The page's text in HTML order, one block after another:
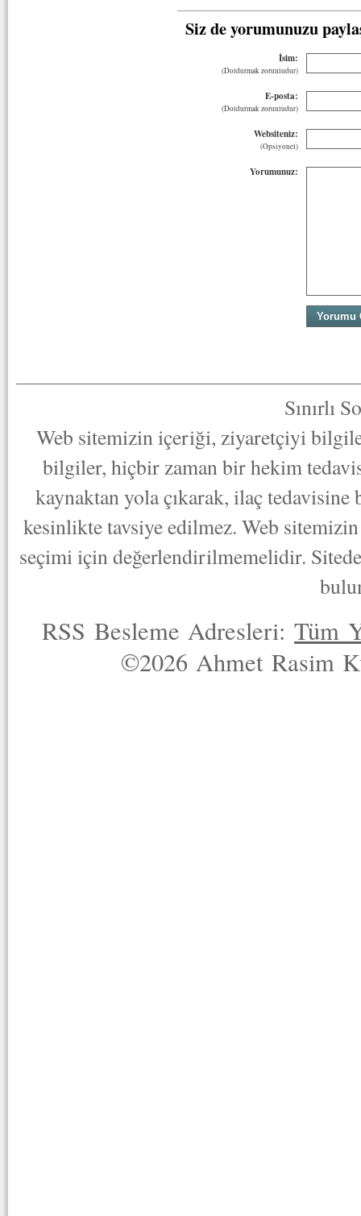
Siz de yorumunuzu
İsim:
(Doldurmak zorunludur)
E-posta:
(Doldurmak zorunludur)
Websiteniz:
(Opsiyonel)
Yorumunuz:
Sınırlı
Web sitemizin içeriği, ziyaretçiyi
bilgiler, hiçbir zaman bir hekim
kaynaktan yola çıkarak, ilaç
kesinlikte tavsiye edilmez. Web
seçimi için değerlendirilmemelidir.
RSS Besleme Adresleri:Tüm
©2026 Ahmet Rasim